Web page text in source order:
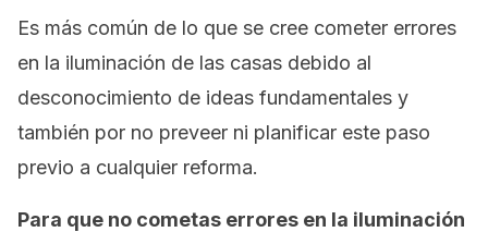
Es más común de lo que se cree cometer errores
en la iluminación de las casas debido al
desconocimiento de ideas fundamentales y
también por no preveer ni planificar este paso
previo a cualquier reforma.
Para que no cometas errores en la iluminación